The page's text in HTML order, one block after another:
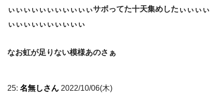
ぃぃぃぃぃぃぃぃぃぃぃサボってた十天集めしたぃぃぃぃ
ぃぃぃぃぃぃぃぃぃぃ
なお虹が足りない模様あのさぁ
25: 名無しさん 2022/10/06(木)